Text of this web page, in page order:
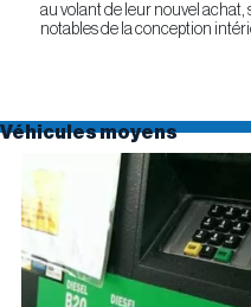
au volant de leur nouvel
notables de la conception
Véhicules moyens